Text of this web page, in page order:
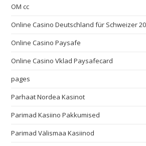
OM cc
Online Casino Deutschland für Schweizer
Online Casino Paysafe
Online Casino Vklad Paysafecard
pages
Parhaat Nordea Kasinot
Parimad Kasiino Pakkumised
Parimad Välismaa Kasiinod